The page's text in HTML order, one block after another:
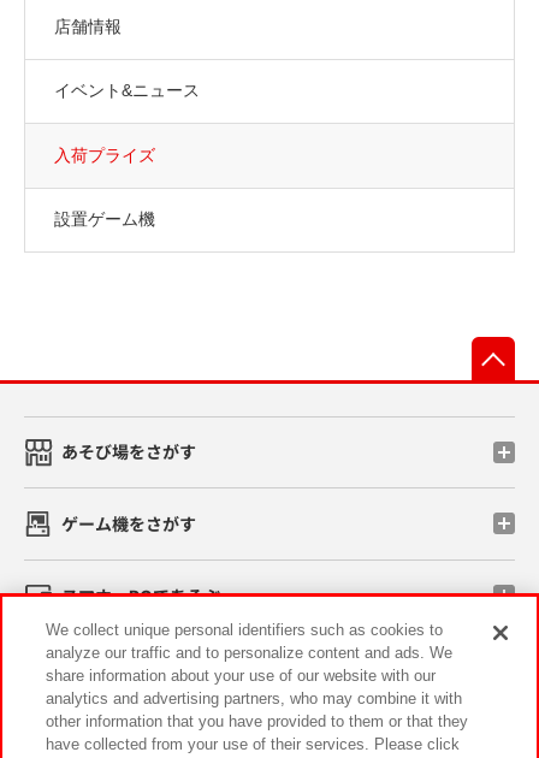
店舗情報
イベント&ニュース
入荷プライズ
設置ゲーム機
あそび場をさがす
ゲーム機をさがす
スマホ・PCであそぶ
イベント・キャンペーン
We collect unique personal identifiers such as cookies to
analyze our traffic and to personalize content and ads. We
share information about your use of our website with our
analytics and advertising partners, who may combine it with
other information that you have provided to them or that they
have collected from your use of their services. Please click